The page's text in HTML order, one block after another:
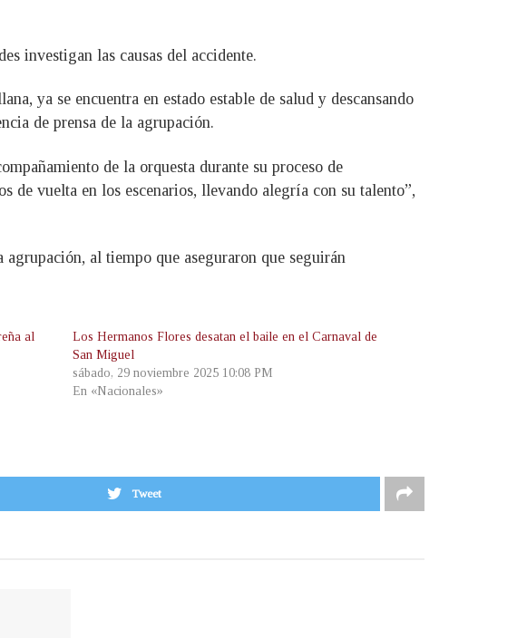
investigan las causas del accidente.
ya se encuentra en estado estable de salud y descansando
de prensa de la agrupación.
de la orquesta durante su proceso de
de vuelta en los escenarios, llevando alegría con su talento”,
al tiempo que aseguraron que seguirán
al
Los Hermanos Flores desatan el baile en el Carnaval de
San Miguel
sábado, 29 noviembre 2025 10:08 PM
En «Nacionales»
Tweet